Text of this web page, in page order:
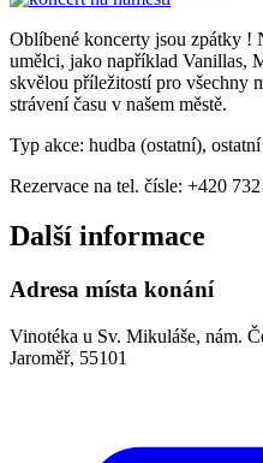
Oblíbené koncerty jsou zpátky !
umělci, jako například Vanillas,
skvělou příležitostí pro všechny
strávení času v našem městě.
Typ akce: hudba (ostatní),
Rezervace na tel. čísle: +420
Další informace
Adresa místa konání
Vinotéka u Sv. Mikuláše, nám.
Jaroměř, 55101